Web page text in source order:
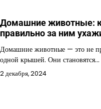
Домашние животные:
правильно за ним
Домашние животные — это не
одной крышей. Они становятся…
2 декабря, 2024